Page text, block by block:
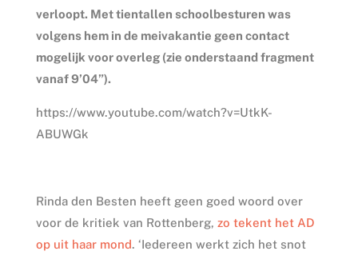
verloopt. Met tientallen schoolbesturen was
volgens hem in de meivakantie geen contact
mogelijk voor overleg (zie onderstaand fragment
vanaf 9’04”).
https://www.youtube.com/watch?v=UtkK-
ABUWGk
Rinda den Besten heeft geen goed woord over
voor de kritiek van Rottenberg, zo tekent het AD
op uit haar mond. ‘Iedereen werkt zich het snot